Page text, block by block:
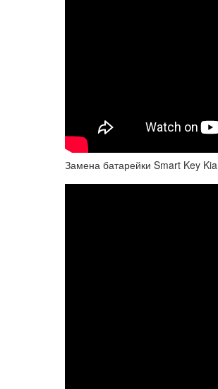
Замена батарейки Smart Key Kia